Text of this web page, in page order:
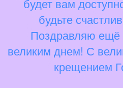
будет вам
будьте
Поздравляю ещё
великим днем! С
крещением